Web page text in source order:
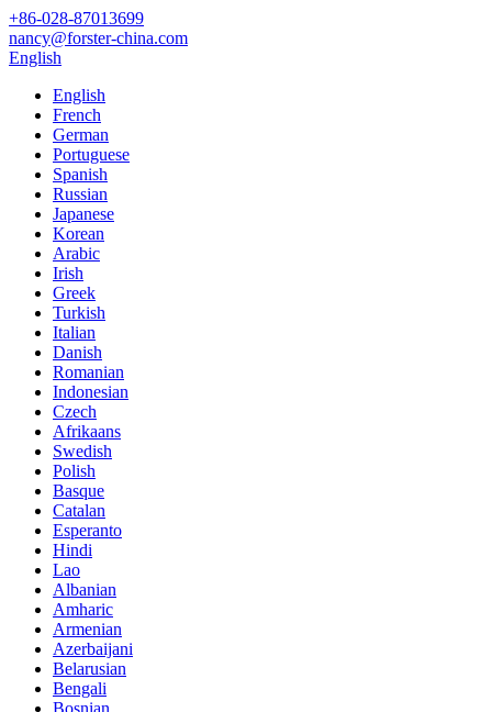
+86-028-87013699
nancy@forster-china.com
English
English
French
German
Portuguese
Spanish
Russian
Japanese
Korean
Arabic
Irish
Greek
Turkish
Italian
Danish
Romanian
Indonesian
Czech
Afrikaans
Swedish
Polish
Basque
Catalan
Esperanto
Hindi
Lao
Albanian
Amharic
Armenian
Azerbaijani
Belarusian
Bengali
Bosnian